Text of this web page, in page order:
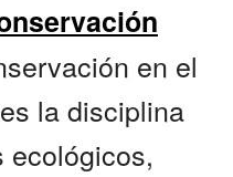
en el
la disciplina
ecológicos,